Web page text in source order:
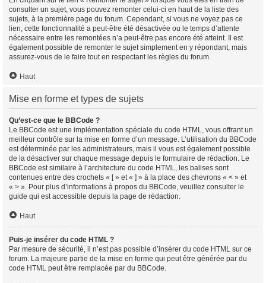
consulter un sujet, vous pouvez remonter celui-ci en haut de la liste des
sujets, à la première page du forum. Cependant, si vous ne voyez pas ce
lien, cette fonctionnalité a peut-être été désactivée ou le temps d’attente
nécessaire entre les remontées n’a peut-être pas encore été atteint. Il est
également possible de remonter le sujet simplement en y répondant, mais
assurez-vous de le faire tout en respectant les règles du forum.
Haut
Mise en forme et types de sujets
Qu’est-ce que le BBCode ?
Le BBCode est une implémentation spéciale du code HTML, vous offrant un
meilleur contrôle sur la mise en forme d’un message. L’utilisation du BBCode
est déterminée par les administrateurs, mais il vous est également possible
de la désactiver sur chaque message depuis le formulaire de rédaction. Le
BBCode est similaire à l’architecture du code HTML, les balises sont
contenues entre des crochets « [ » et « ] » à la place des chevrons « < » et
« > ». Pour plus d’informations à propos du BBCode, veuillez consulter le
guide qui est accessible depuis la page de rédaction.
Haut
Puis-je insérer du code HTML ?
Par mesure de sécurité, il n’est pas possible d’insérer du code HTML sur ce
forum. La majeure partie de la mise en forme qui peut être générée par du
code HTML peut être remplacée par du BBCode.